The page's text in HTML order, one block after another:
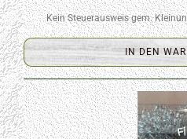
Kein Steuerausweis gem.
IN DEN